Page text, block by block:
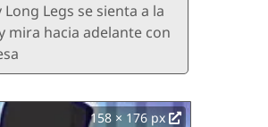
Long Legs se sienta a la
mira hacia adelante con
158 × 176 px